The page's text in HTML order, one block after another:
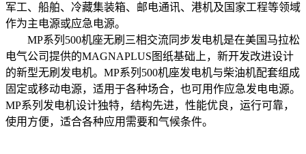
军工、船舶、冷藏集装箱、邮电通讯、港机及国家工程等领域
作为主电源或应急电源。
MP系列500机座无刷三相交流同步发电机是在美国马拉松
电气公司提供的MAGNAPLUS图纸基础上，新开发改进设计
的新型无刷发电机。MP系列500机座发电机与柴油机配套组成
固定或移动电源，适用于各种场合，也可用作应急发电电源。
MP系列发电机设计独特，结构先进，性能优良，运行可靠，
使用方便，适合各种应用需要和气候条件。